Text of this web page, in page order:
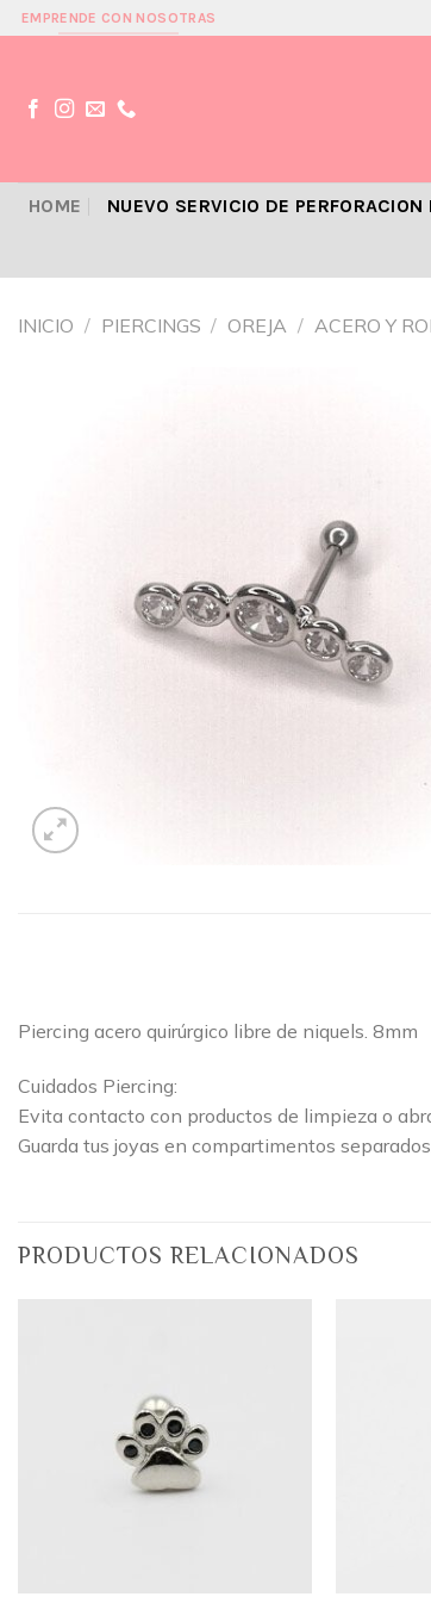
Skip
EMPRENDE CON NOSOTRAS
HOME NUEVO SERVICIO DE PERFORACION
INICIO / PIERCINGS / OREJA / ACERO Y
Piercing acero quirúrgico libre de niquels. 8mm
Cuidados Piercing:
Evita contacto con productos de limpieza o
Guarda tus joyas en compartimentos separados.
PRODUCTOS RELACIONADOS